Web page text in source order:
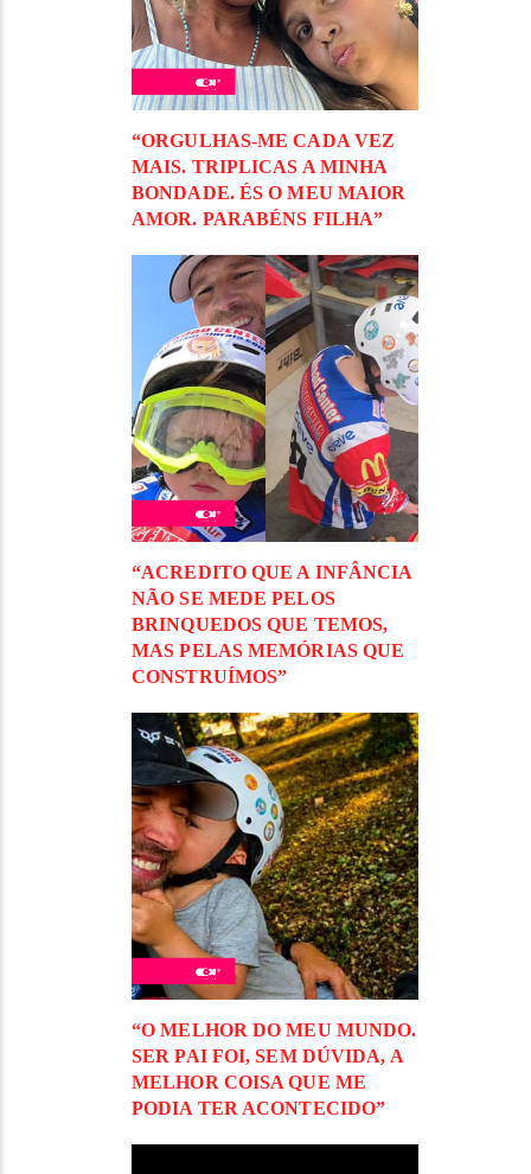
“ORGULHAS-ME CADA VEZ
MAIS. TRIPLICAS A MINHA
BONDADE. ÉS O MEU MAIOR
AMOR. PARABÉNS FILHA”
“ACREDITO QUE A INFÂNCIA
NÃO SE MEDE PELOS
BRINQUEDOS QUE TEMOS,
MAS PELAS MEMÓRIAS QUE
CONSTRUÍMOS”
“O MELHOR DO MEU MUNDO.
SER PAI FOI, SEM DÚVIDA, A
MELHOR COISA QUE ME
PODIA TER ACONTECIDO”